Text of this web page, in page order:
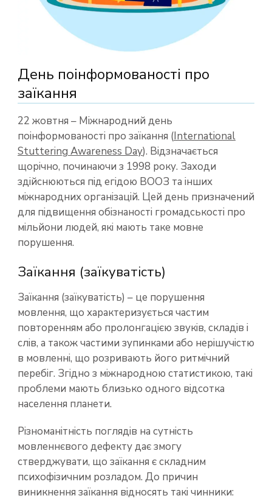
День поінформованості про
заїкання
22 жовтня – Міжнародний день
поінформованості про заїкання (International
Stuttering Awareness Day). Відзначається
щорічно, починаючи з 1998 року. Заходи
здійснюються під егідою ВООЗ та інших
міжнародних організацій. Цей день призначений
для підвищення обізнаності громадськості про
мільйони людей, які мають таке мовне
порушення.
Заїкання (заїкуватість)
Заїкання (заїкуватість) – це порушення
мовлення, що характеризується частим
повторенням або пролонгацією звуків, складів і
слів, а також частими зупинками або нерішучістю
в мовленні, що розривають його ритмічний
перебіг. Згідно з міжнародною статистикою, такі
проблеми мають близько одного відсотка
населення планети.
Різноманітність поглядів на сутність
мовленнєвого дефекту дає змогу
стверджувати, що заїкання є складним
психофізичним розладом. До причин
виникнення заїкання відносять такі чинники: